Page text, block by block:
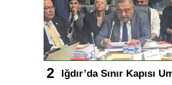
Iğdır’da Sınır Kapısı